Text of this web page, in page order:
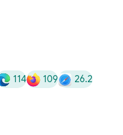
114 109 26.2